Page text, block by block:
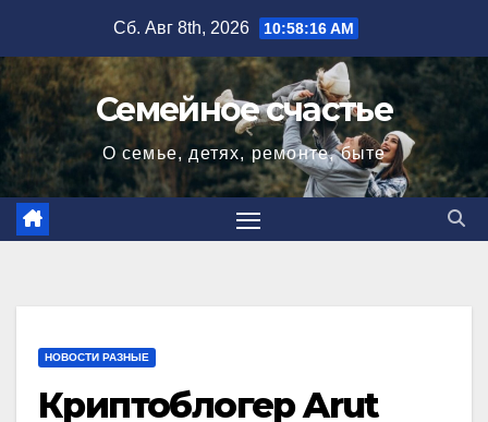
содержимому
Сб. Авг 8th, 2026 10:58:17 AM
Семейное счастье
О семье, детях, ремонте, быте
НОВОСТИ РАЗНЫЕ
Криптоблогер Arut